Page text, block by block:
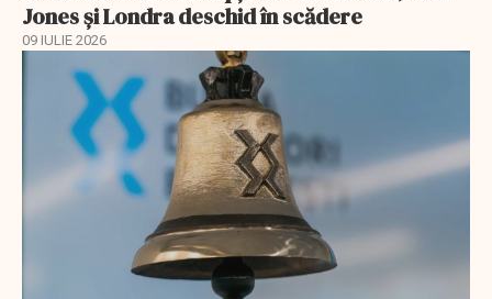
Jones și Londra deschid în scădere
09 IULIE 2026